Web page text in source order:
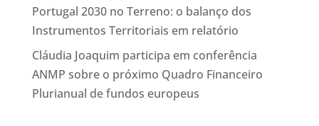
Portugal 2030 no Terreno: o balanço dos
Instrumentos Territoriais em relatório
Cláudia Joaquim participa em conferência
ANMP sobre o próximo Quadro Financeiro
Plurianual de fundos europeus